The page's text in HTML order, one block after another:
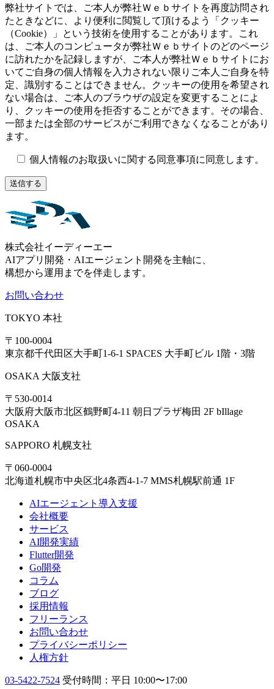
弊社サイトでは、ご本人が弊社Ｗｅｂサイトを再度訪問され
たときなどに、より便利に閲覧して頂けるよう「クッキー
（Cookie）」という技術を使用することがあります。これ
は、ご本人のコンピュータが弊社Ｗｅｂサイトのどのページ
に訪れたかを記録しますが、ご本人が弊社Ｗｅｂサイトにお
いてご自身の個人情報を入力されない限りご本人ご自身を特
定、識別することはできません。クッキーの使用を希望され
ない場合は、ご本人のブラウザの設定を変更することによ
り、クッキーの使用を拒否することができます。その場合、
一部または全部のサービスがご利用できなくなることがあり
ます。
個人情報のお取扱いに関する同意事項に同意します。
株式会社イーディーエー
AIアプリ開発・AIエージェント開発を主軸に、
構想から運用までを伴走します。
お問い合わせ
TOKYO 本社
〒100-0004
東京都千代田区大手町1-6-1 SPACES 大手町ビル 1階・3階
OSAKA 大阪支社
〒530-0014
大阪府大阪市北区鶴野町4-11 朝日プラザ梅田 2F bIllage
OSAKA
SAPPORO 札幌支社
〒060-0004
北海道札幌市中央区北4条西4-1-7 MMS札幌駅前通 1F
AIエージェント導入支援
会社概要
サービス
AI開発実績
Flutter開発
Go開発
コラム
ブログ
採用情報
フリーランス
お問い合わせ
プライバシーポリシー
人権方針
03-5422-7524 受付時間：平日 10:00〜17:00